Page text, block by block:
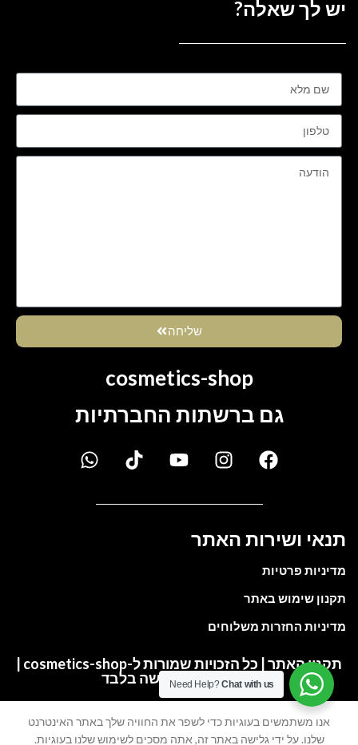
יש לך שאלה?
שליחה
cosmetics-shop
גם ברשתות החברתיות
תנאי ושירות האתר
מדיניות פרטיות
תקנון שימוש באתר
מדיניות החזרות משלוחים
תקנון האתר | כל הזכויות שמורות ל-cosmetics-shop |
התמונות להמחשה בלבד
Cart
My account
אנו משתמשים בעוגיות כדי לשפר את החוויה שלך באתר האינטרנט
שלנו. על ידי גלישה באתר זה, אתה מסכים לשימוש שלנו בעוגיות.
Need Help?Chat with us